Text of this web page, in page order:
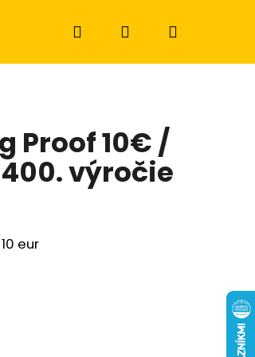
NGC a PMG Odznaky a
HľadaťPrihlásenieNákupný
Proof 10€ /
výročie
eur